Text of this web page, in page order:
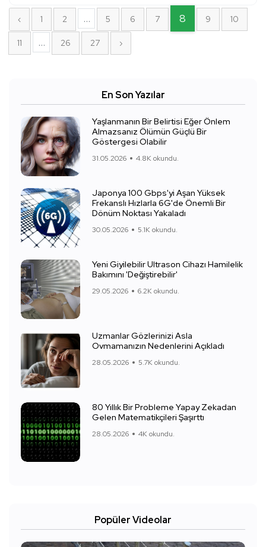
‹ 1 2 ... 5 6 7 8 9 10
11 ... 26 27 ›
En Son Yazılar
Yaşlanmanın Bir Belirtisi Eğer Önlem
Almazsanız Ölümün Güçlü Bir
Göstergesi Olabilir
31.05.2026 4.8K okundu.
Japonya 100 Gbps'yi Aşan Yüksek
Frekanslı Hızlarla 6G'de Önemli Bir
Dönüm Noktası Yakaladı
30.05.2026 5.1K okundu.
Yeni Giyilebilir Ultrason Cihazı Hamilelik
Bakımını 'Değiştirebilir'
29.05.2026 6.2K okundu.
Uzmanlar Gözlerinizi Asla
Ovmamanızın Nedenlerini Açıkladı
28.05.2026 5.7K okundu.
80 Yıllık Bir Probleme Yapay Zekadan
Gelen Matematikçileri Şaşırttı
28.05.2026 4K okundu.
Popüler Videolar